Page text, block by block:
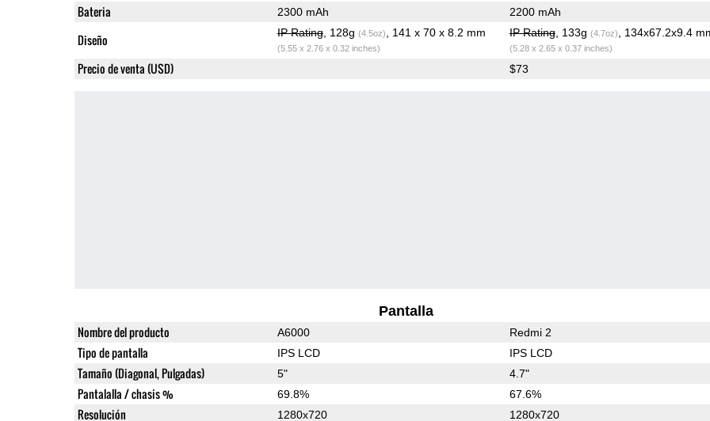
Bateria 2300 mAh 2200 mAh
Diseño IP Rating, 128g (4.5oz) , 141 x 70 x 8.2 mm
(5.55 x 2.76 x 0.32 inches)
IP Rating, 133g (4.7oz) , 134x67.2x9.4
(5.28 x 2.65 x 0.37 inches)
Precio de venta (USD) $73
Pantalla
Nombre del producto A6000 Redmi 2
Tipo de pantalla IPS LCD IPS LCD
Tamaño (Diagonal, Pulgadas) 5" 4.7"
Pantalalla / chasis % 69.8% 67.6%
Resolución 1280x720 1280x720